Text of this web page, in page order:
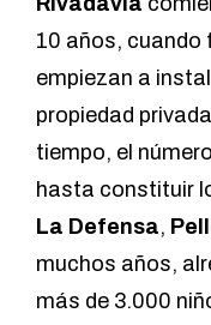
10 años, cuando
empiezan a
propiedad
tiempo, el
hasta constituir
La Defensa,
muchos años,
más de 3.000